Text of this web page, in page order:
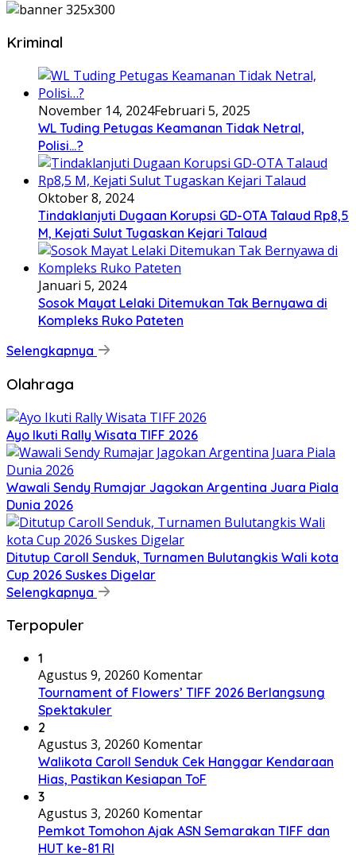
Kriminal
November 14, 2024Februari 5, 2025
WL Tuding Petugas Keamanan Tidak Netral,
Polisi…?
Oktober 8, 2024
Tindaklanjuti Dugaan Korupsi GD-OTA Talaud Rp8,5
M, Kejati Sulut Tugaskan Kejari Talaud
Januari 5, 2024
Sosok Mayat Lelaki Ditemukan Tak Bernyawa di
Kompleks Ruko Pateten
Selengkapnya
Olahraga
Ayo Ikuti Rally Wisata TIFF 2026
Wawali Sendy Rumajar Jagokan Argentina Juara Piala
Dunia 2026
Ditutup Caroll Senduk, Turnamen Bulutangkis Wali kota
Cup 2026 Suskes Digelar
Selengkapnya
Terpopuler
1
Agustus 9, 20260 Komentar
Tournament of Flowers’ TIFF 2026 Berlangsung
Spektakuler
2
Agustus 3, 20260 Komentar
Walikota Caroll Senduk Cek Hanggar Kendaraan
Hias, Pastikan Kesiapan ToF
3
Agustus 3, 20260 Komentar
Pemkot Tomohon Ajak ASN Semarakan TIFF dan
HUT ke-81 RI